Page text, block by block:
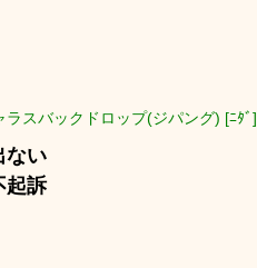
ラスバックドロップ(ジパング) [ﾆﾀﾞ]
ない
起訴